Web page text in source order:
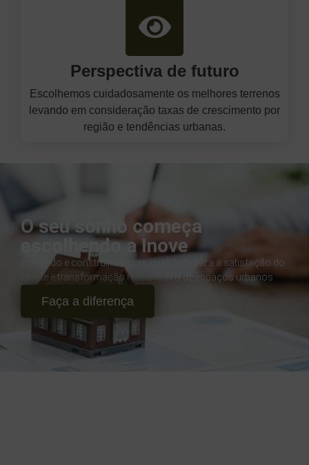
Perspectiva de futuro
Escolhemos cuidadosamente os melhores terrenos
levando em consideração taxas de crescimento por
região e tendências urbanas.
O seu sonho começa
escolhendo a Inove
Inovando e construindo com qualidade para a satisfação do
cliente e transformação responsável de espaços urbanos.
Faça a diferença